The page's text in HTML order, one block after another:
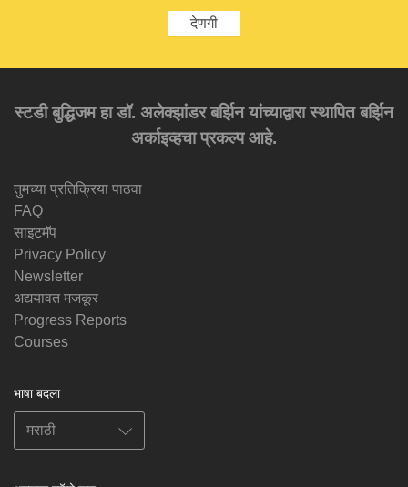
देणगी
स्टडी बुद्धिजम हा डॉ. अलेक्झांडर बर्झिन यांच्याद्वारा स्थापित बर्झिन
अर्काइव्हचा प्रकल्प आहे.
तुमच्या प्रतिक्रिया पाठवा
FAQ
साइटमॅप
Privacy Policy
Newsletter
अद्ययावत मजकूर
Progress Reports
Courses
भाषा बदला